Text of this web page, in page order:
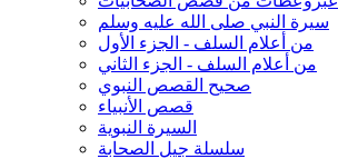
سيرة النبي صلى الله عليه وسلم
من أعلام السلف - الجزء الأول
من أعلام السلف - الجزء الثاني
صحيح القصص النبوي
قصص الأنبياء
السيرة النبوية
سلسلة جيل الصحابة